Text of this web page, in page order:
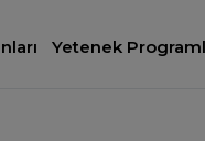
Yetenek